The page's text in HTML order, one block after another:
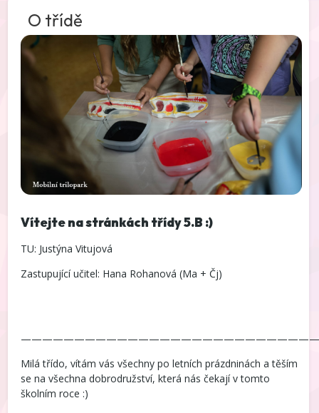
O třídě
Vítejte na stránkách třídy 5.B :)
TU: Justýna Vitujová
Zastupující učitel: Hana Rohanová (Ma + Čj)
Milá třído, vítám vás všechny po letních prázdninách a těším
se na všechna dobrodružství, která nás čekají v tomto
školním roce :)